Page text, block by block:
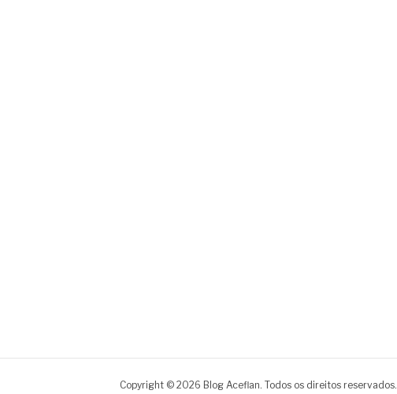
Copyright © 2026 Blog Aceflan. Todos os direitos reservados.